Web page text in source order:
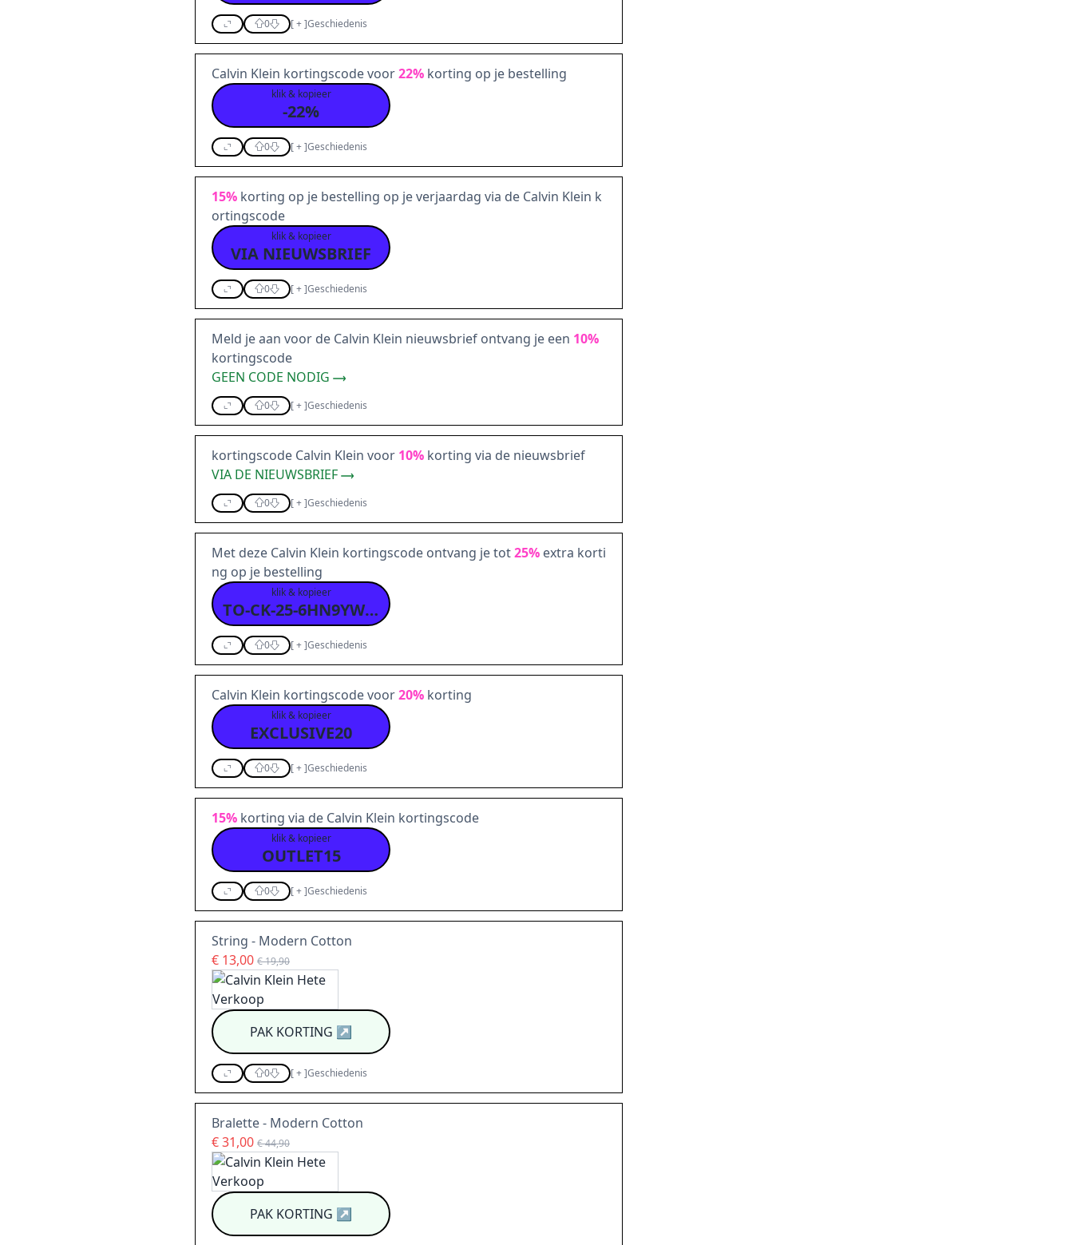
0 [+]Geschiedenis
Calvin Klein kortingscode voor22% korting op je bestelling
klik & kopieer
-22%
0 [+]Geschiedenis
15% korting op je bestelling op je verjaardag via de Calvin Klein k
ortingscode
klik & kopieer
VIA NIEUWSBRIEF
0 [+]Geschiedenis
Meld je aan voor de Calvin Klein nieuwsbrief ontvang je een 10%
kortingscode
GEEN CODE NODIG
0 [+]Geschiedenis
kortingscode Calvin Klein voor 10% korting via de nieuwsbrief
VIA DE NIEUWSBRIEF
0 [+]Geschiedenis
Met deze Calvin Klein kortingscode ontvang je tot25% extra korti
ng op je bestelling
klik & kopieer
TO-CK-25-6HN9YWKRS
0 [+]Geschiedenis
Calvin Klein kortingscode voor20% korting
klik & kopieer
EXCLUSIVE20
0 [+]Geschiedenis
15% korting via de Calvin Klein kortingscode
klik & kopieer
OUTLET15
0 [+]Geschiedenis
String - Modern Cotton
€ 13,00 € 19,90
PAK KORTING ↗
0 [+]Geschiedenis
Bralette - Modern Cotton
€ 31,00 € 44,90
PAK KORTING ↗